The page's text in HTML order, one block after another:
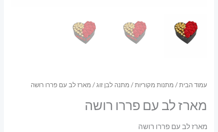
עמוד הבית/ מתנות מקוריות/ מתנה לבן זוג/ מארז לב עם פררו רושה
מארז לב עם פררו רושה
מארז לב עם פררו רושה